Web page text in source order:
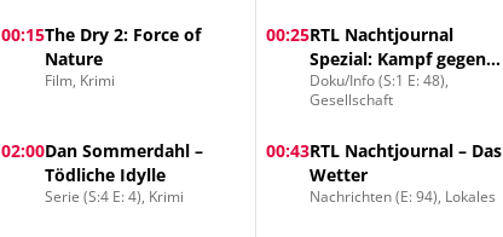
00:15The Dry 2: Force of
Nature
Film, Krimi
02:00Dan Sommerdahl –
Tödliche Idylle
Serie (S:4 E: 4), Krimi
00:25RTL Nachtjournal
Spezial: Kampf gegen
Mobbing
Doku/Info (S:1 E: 48),
Gesellschaft
00:43RTL Nachtjournal – Das
Wetter
Nachrichten (E: 94), Lokales